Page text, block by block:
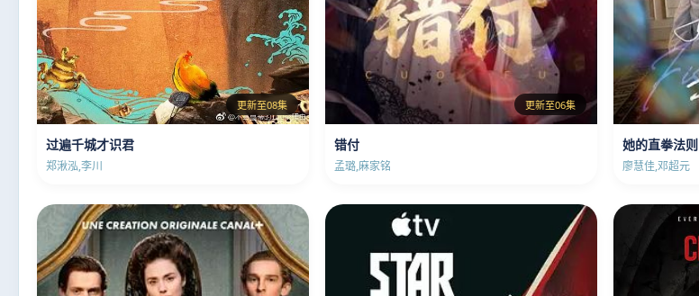
更新至08集
过遍千城才识君
郑湫泓,李川
更新至06集
错付
孟璐,麻家铭
她的直拳法则
廖慧佳,邓超元